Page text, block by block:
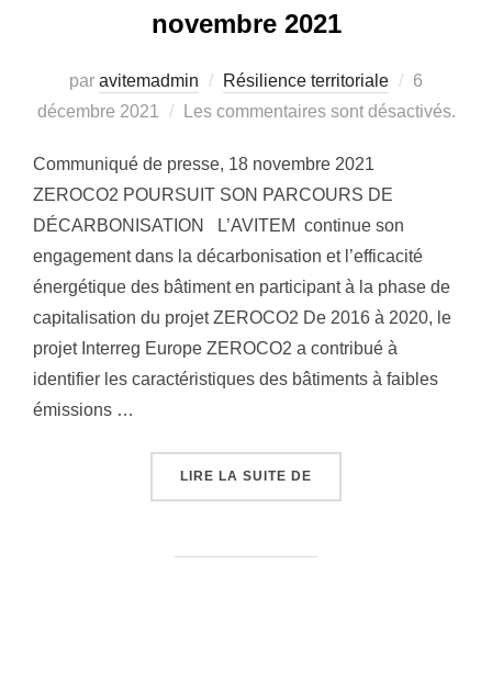
novembre 2021
par avitemadmin Résilience territoriale
Publié
le
6
décembre 2021
Les commentaires sont désactivés.
Communiqué de presse, 18 novembre 2021
ZEROCO2 POURSUIT SON PARCOURS DE
DÉCARBONISATION L’AVITEM continue son
engagement dans la décarbonisation et l’efficacité
énergétique des bâtiment en participant à la phase de
capitalisation du projet ZEROCO2 De 2016 à 2020, le
projet Interreg Europe ZEROCO2 a contribué à
identifier les caractéristiques des bâtiments à faibles
émissions …
LIRE LA SUITE DE